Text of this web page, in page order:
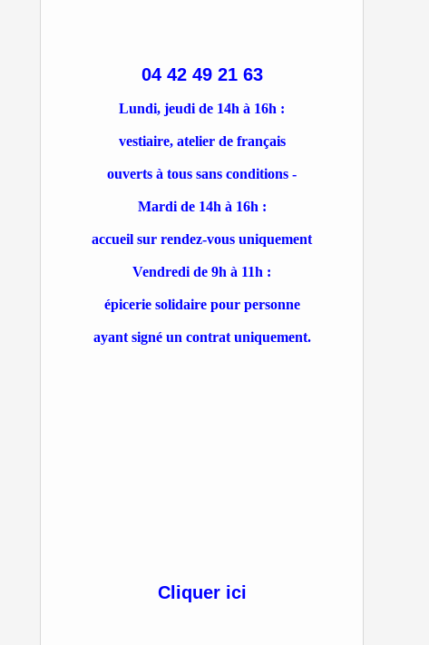
04 42 49 21 63
Lundi, jeudi de 14h à 16h :
vestiaire, atelier de français
ouverts à tous sans conditions -
Mardi de 14h à 16h :
accueil sur rendez-vous uniquement
Vendredi de 9h à 11h :
épicerie solidaire pour personne
ayant signé un contrat uniquement.
Cliquer ici